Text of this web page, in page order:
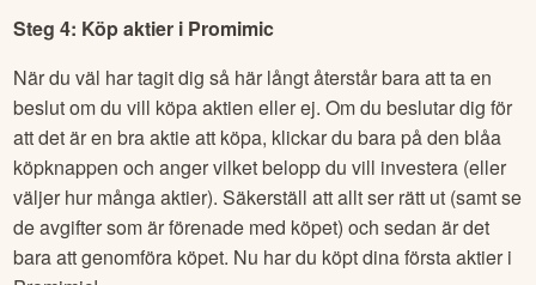
Steg 4: Köp aktier i Promimic
När du väl har tagit dig så här långt återstår bara att ta en
beslut om du vill köpa aktien eller ej. Om du beslutar dig för
att det är en bra aktie att köpa, klickar du bara på den blåa
köpknappen och anger vilket belopp du vill investera (eller
väljer hur många aktier). Säkerställ att allt ser rätt ut (samt se
de avgifter som är förenade med köpet) och sedan är det
bara att genomföra köpet. Nu har du köpt dina första aktier i